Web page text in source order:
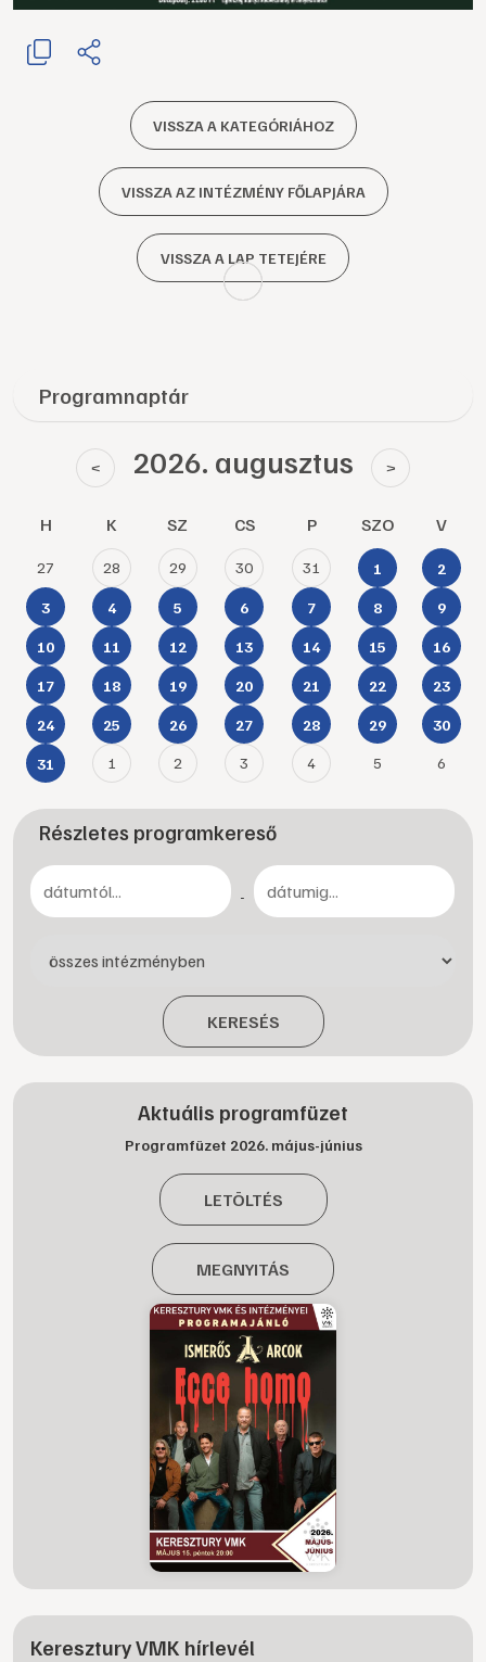
VISSZA A KATEGÓRIÁHOZ
VISSZA AZ INTÉZMÉNY FŐLAPJÁRA
VISSZA A LAP TETEJÉRE
Programnaptár
< 2026. augusztus >
H K SZ CS P SZO V
27 28 29 30 31 1 2
3 4 5 6 7 8 9
10 11 12 13 14 15 16
17 18 19 20 21 22 23
24 25 26 27 28 29 30
31 1 2 3 4 5 6
Részletes programkereső
-
KERESÉS
Aktuális programfüzet
Programfüzet 2026. május-június
LETÖLTÉS
MEGNYITÁS
Keresztury VMK hírlevél